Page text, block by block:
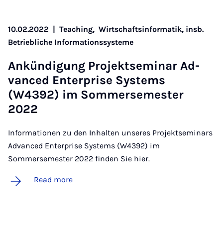
10.02.2022 | Teaching, Wirtschaftsinformatik, insb.
Betriebliche Informationssysteme
Ankündi­gung Pro­jekt­sem­in­ar Ad­
vanced En­ter­prise Sys­tems
(W4392) im Som­mersemester
2022
Informationen zu den Inhalten unseres Projektseminars
Advanced Enterprise Systems (W4392) im
Sommersemester 2022 finden Sie hier.
Read more